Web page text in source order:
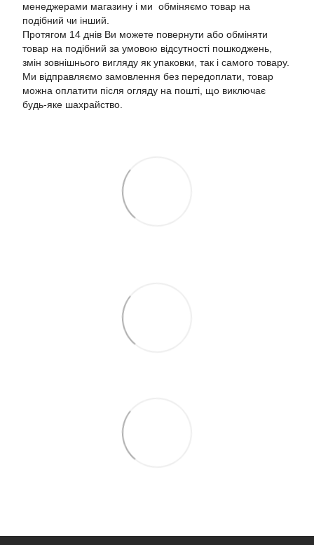
менеджерами магазину і ми обміняємо товар на
подібний чи інший.
Протягом 14 днів Ви можете повернути або обміняти
товар на подібний за умовою відсутності пошкоджень,
змін зовнішнього вигляду як упаковки, так і самого товару.
Ми відправляємо замовлення без передоплати, товар
можна оплатити після огляду на пошті, що виключає
будь-яке шахрайство.